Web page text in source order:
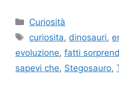
Categorie
Curiosità
Tag
curiosita, dinosauri,
evoluzione, fatti
sapevi che, Stegosauro,